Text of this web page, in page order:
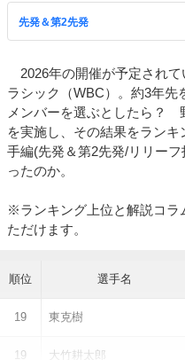
2026年の開催が予定されて
ラシック（WBC）。約3年先
メンバーを選ぶとしたら？
を実施し、その結果をラン
手編(先発＆第2先発/リリー
ったのか。
※ランキング上位と解説コラ
ただけます。
順位 選手名
19 東克樹
19 大竹耕太郎